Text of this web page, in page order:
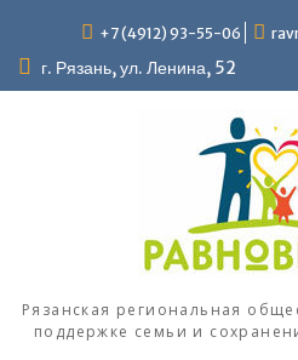
содержимому
+7 (4912) 93-55-06
г. Рязань, ул. Ленина, 52
Рязанская региональная
поддержке семьи и